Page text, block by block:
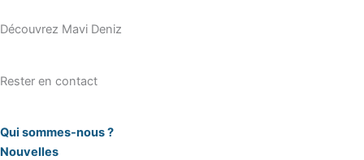
Cyclone Valve
Wheels
Trailer
Découvrez Mavi Deniz
Rester en contact
Qui sommes-nous ?
Nouvelles